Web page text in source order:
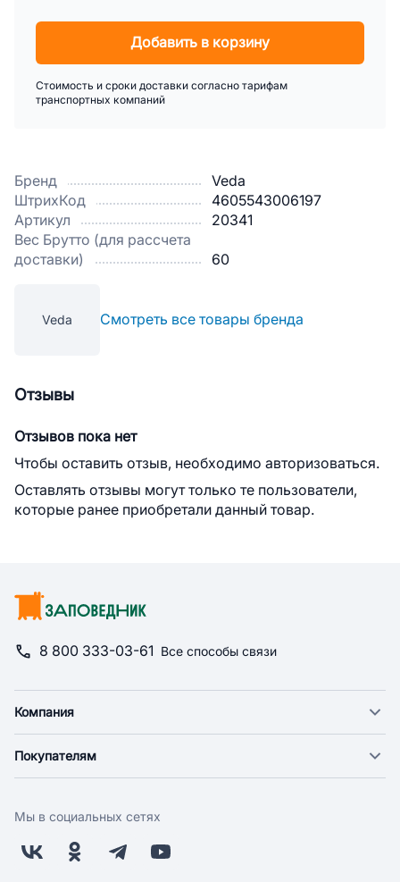
Бренд
Veda
ШтрихКод
4605543006197
Артикул
20341
Вес Брутто (для рассчета
доставки)
60
Veda Смотреть все товары бренда
Добавить в корзину
Стоимость и сроки доставки согласно тарифам
транспортных компаний
Отзывы
Отзывов пока нет
Чтобы оставить отзыв, необходимо авторизоваться.
Оставлять отзывы могут только те пользователи,
которые ранее приобретали данный товар.
8 800 333-03-61 Все способы связи
Компания
Новости
Поставщикам
Заводчикам
Покупателям
Оплата
Бонусная программа
Мы в социальных сетях